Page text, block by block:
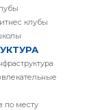
клубы
по месту